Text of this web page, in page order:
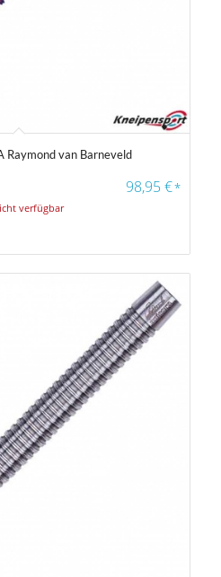
Raymond van Barneveld
98,95€*
verfügbar